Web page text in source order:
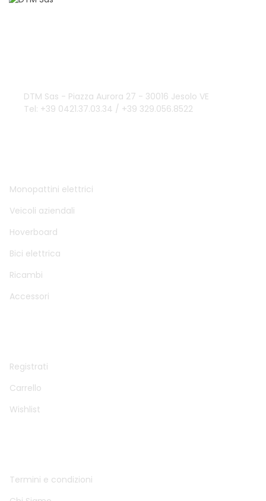
DTM Sas - Piazza Aurora 27 - 30016 Jesolo VE
Tel: +39 0421.37.03.34 / +39 329.056.8522
Monopattini elettrici
Veicoli aziendali
Hoverboard
Bici elettrica
Ricambi
Accessori
Registrati
Carrello
Wishlist
Termini e condizioni